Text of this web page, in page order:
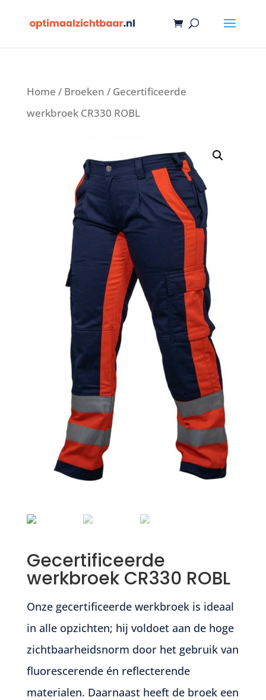
Home / Broeken / Gecertificeerde
werkbroek CR330 ROBL
Gecertificeerde
werkbroek CR330 ROBL
Onze gecertificeerde werkbroek is ideaal
in alle opzichten; hij voldoet aan de hoge
zichtbaarheidsnorm door het gebruik van
fluorescerende én reflecterende
materialen. Daarnaast heeft de broek een